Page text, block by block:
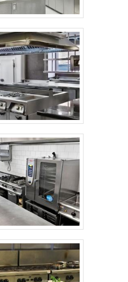
todas as
somado a uma
de consultores
com vasta
atuação, garantem
cliente de ponta a